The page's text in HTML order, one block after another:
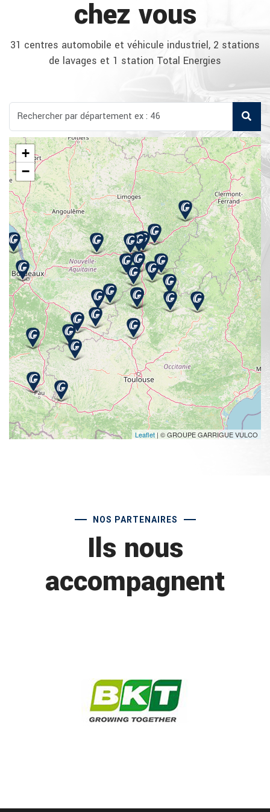
chez vous
31 centres automobile et véhicule industriel, 2 stations
de lavages et 1 station Total Energies
+
−
Leaflet | © GROUPE GARRIGUE VULCO
NOS PARTENAIRES
Ils nous
accompagnent